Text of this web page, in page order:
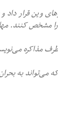
وین قرار داد و
مشخص کنند.
مذاکره
می‌تواند به